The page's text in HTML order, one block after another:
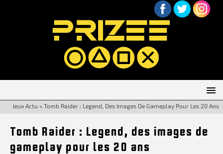
Jeux Actu » Tomb Raider : Legend, Des Images De Gameplay Pour Les 20 Ans
Tomb Raider : Legend, des images de
gameplay pour les 20 ans